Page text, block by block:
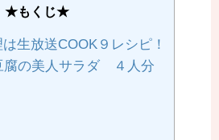
★もくじ★
生放送COOK９レシピ！
腐の美人サラダ ４人分